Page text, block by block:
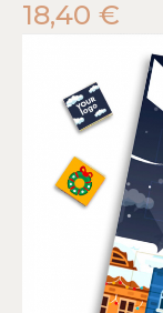
18,40 €